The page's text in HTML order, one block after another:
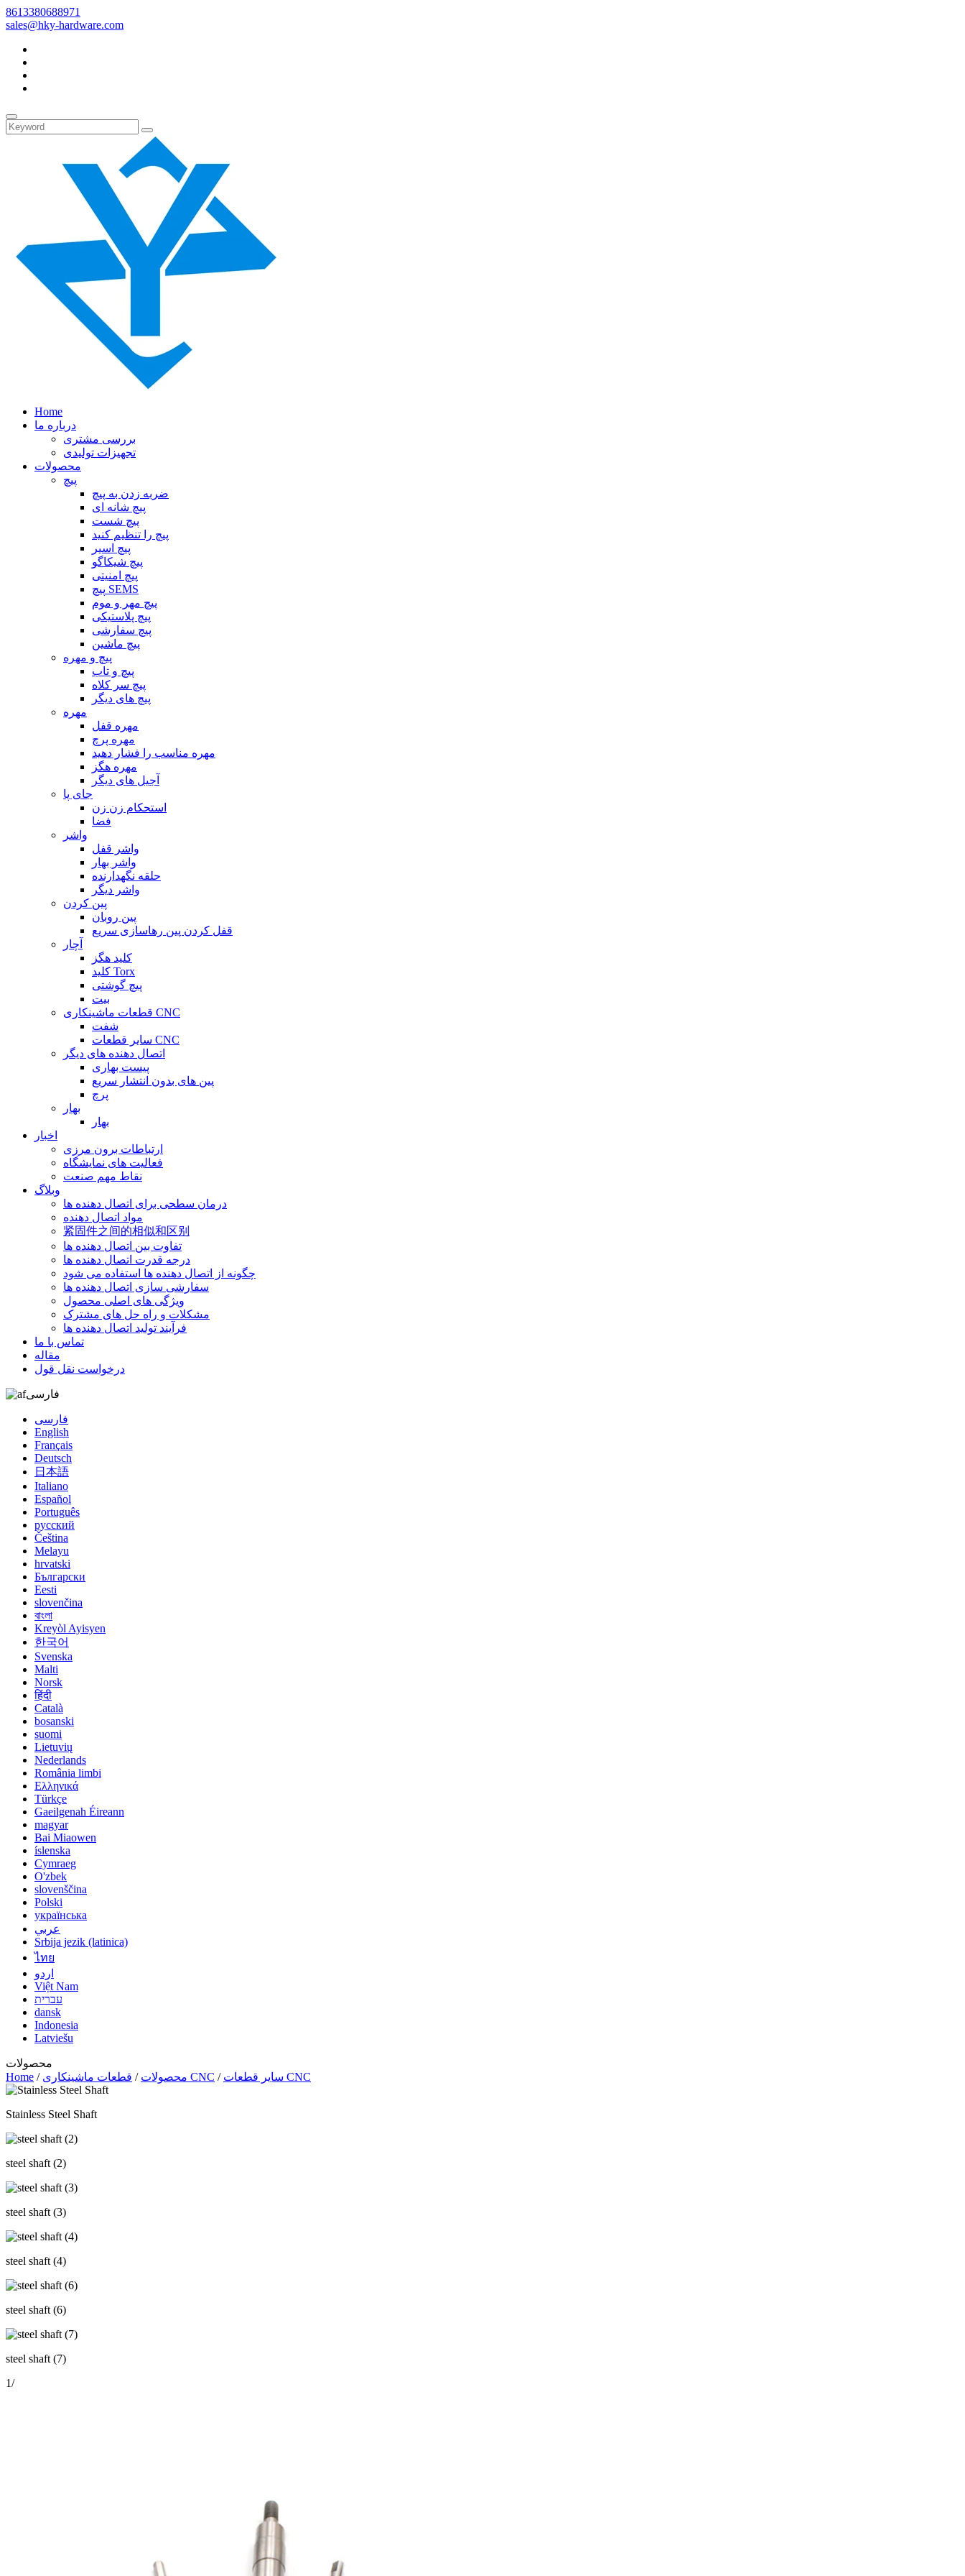
8613380688971
sales@hky-hardware.com
Home
درباره ما
بررسی مشتری
تجهیزات تولیدی
محصولات
پیچ
ضربه زدن به پیچ
پیچ شانه ای
پیچ شست
پیچ را تنظیم کنید
پیچ اسیر
پیچ شیکاگو
پیچ امنیتی
پیچ SEMS
پیچ مهر و موم
پیچ پلاستیکی
پیچ سفارشی
پیچ ماشین
پیچ و مهره
پیچ و تاب
پیچ سر کلاه
پیچ های دیگر
مهره
مهره قفل
مهره پرچ
مهره مناسب را فشار دهید
مهره هگز
آجیل های دیگر
جای پا
استحکام زن زن
فضا
واشر
واشر قفل
واشر بهار
حلقه نگهدارنده
واشر دیگر
پین کردن
پین روبان
قفل کردن پین رهاسازی سریع
آچار
کلید هگز
کلید Torx
پیچ گوشتی
بیت
قطعات ماشینکاری CNC
شفت
سایر قطعات CNC
اتصال دهنده های دیگر
پیست بهاری
پین های بدون انتشار سریع
پرچ
بهار
بهار
اخبار
ارتباطات برون مرزی
فعالیت های نمایشگاه
نقاط مهم صنعت
وبلاگ
درمان سطحی برای اتصال دهنده ها
مواد اتصال دهنده
紧固件之间的相似和区别
تفاوت بین اتصال دهنده ها
درجه قدرت اتصال دهنده ها
چگونه از اتصال دهنده ها استفاده می شود
سفارشی سازی اتصال دهنده ها
ویژگی های اصلی محصول
مشکلات و راه حل های مشترک
فرآیند تولید اتصال دهنده ها
تماس با ما
مقاله
درخواست نقل قول
فارسی
فارسی
English
Français
Deutsch
日本語
Italiano
Español
Português
русский
Čeština
Melayu
hrvatski
Български
Eesti
slovenčina
বাংলা
Kreyòl Ayisyen
한국어
Svenska
Malti
Norsk
हिंदी
Català
bosanski
suomi
Lietuvių
Nederlands
România limbi
Ελληνικά
Türkçe
Gaeilgenah Éireann
magyar
Bai Miaowen
íslenska
Cymraeg
O'zbek
slovenščina
Polski
українська
عربي
Srbija jezik (latinica)
ไทย
اردو
Việt Nam
עברית
dansk
Indonesia
Latviešu
محصولات
Home / محصولات / قطعات ماشینکاری CNC / سایر قطعات CNC
Stainless Steel Shaft
steel shaft (2)
steel shaft (3)
steel shaft (4)
steel shaft (6)
steel shaft (7)
1/